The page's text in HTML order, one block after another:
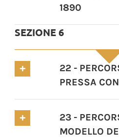
1890
SEZIONE 6
22 -
PRESSA
23 -
MODELLO